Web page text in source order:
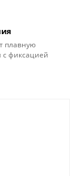
плавную
с фиксацией